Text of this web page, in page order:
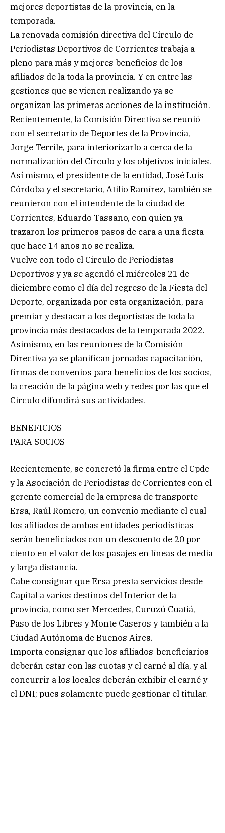
mejores deportistas de la provincia, en la
temporada.
La renovada comisión directiva del Círculo de
Periodistas Deportivos de Corrientes trabaja a
pleno para más y mejores beneficios de los
afiliados de la toda la provincia. Y en entre las
gestiones que se vienen realizando ya se
organizan las primeras acciones de la institución.
Recientemente, la Comisión Directiva se reunió
con el secretario de Deportes de la Provincia,
Jorge Terrile, para interiorizarlo a cerca de la
normalización del Círculo y los objetivos iniciales.
Así mismo, el presidente de la entidad, José Luis
Córdoba y el secretario, Atilio Ramírez, también se
reunieron con el intendente de la ciudad de
Corrientes, Eduardo Tassano, con quien ya
trazaron los primeros pasos de cara a una fiesta
que hace 14 años no se realiza.
Vuelve con todo el Circulo de Periodistas
Deportivos y ya se agendó el miércoles 21 de
diciembre como el día del regreso de la Fiesta del
Deporte, organizada por esta organización, para
premiar y destacar a los deportistas de toda la
provincia más destacados de la temporada 2022.
Asimismo, en las reuniones de la Comisión
Directiva ya se planifican jornadas capacitación,
firmas de convenios para beneficios de los socios,
la creación de la página web y redes por las que el
Circulo difundirá sus actividades.
BENEFICIOS
PARA SOCIOS
Recientemente, se concretó la firma entre el Cpdc
y la Asociación de Periodistas de Corrientes con el
gerente comercial de la empresa de transporte
Ersa, Raúl Romero, un convenio mediante el cual
los afiliados de ambas entidades periodísticas
serán beneficiados con un descuento de 20 por
ciento en el valor de los pasajes en líneas de media
y larga distancia.
Cabe consignar que Ersa presta servicios desde
Capital a varios destinos del Interior de la
provincia, como ser Mercedes, Curuzú Cuatiá,
Paso de los Libres y Monte Caseros y también a la
Ciudad Autónoma de Buenos Aires.
Importa consignar que los afiliados-beneficiarios
deberán estar con las cuotas y el carné al día, y al
concurrir a los locales deberán exhibir el carné y
el DNI; pues solamente puede gestionar el titular.